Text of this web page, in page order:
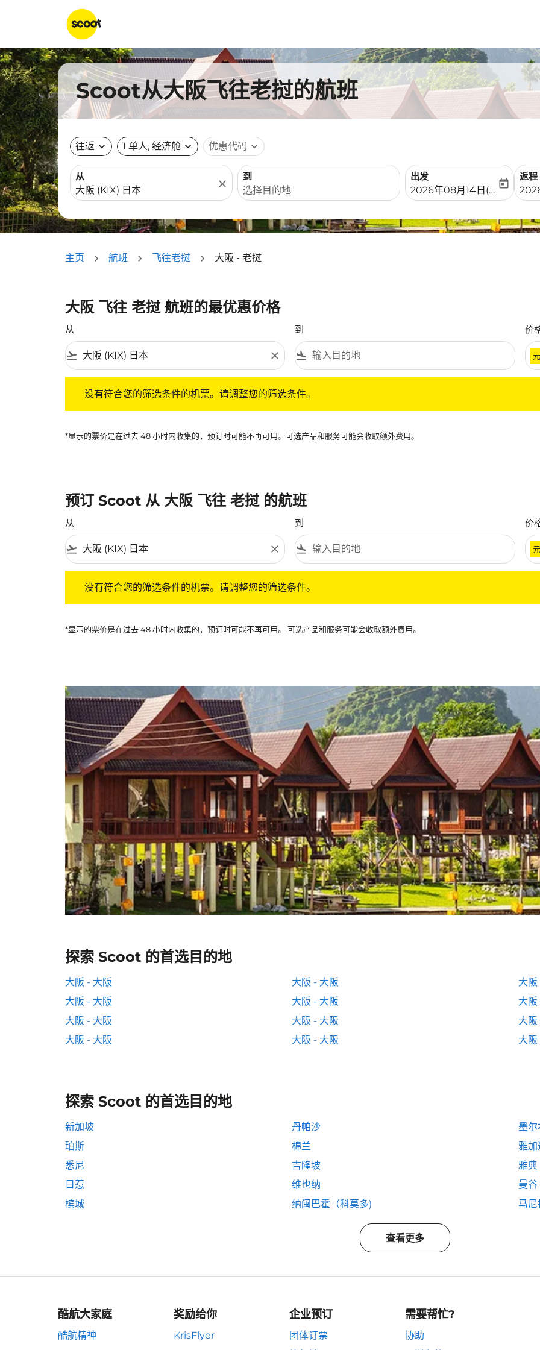
Scoot从大阪飞往老挝的航班
往返 expand_more 1 单人, 经济舱 expand_more 优惠代码 expand_more
从
close
到
出发
fc-booking-departure-
2026年08月14日(周五)
today
返程
fc-
主页 航班 飞往老挝 大阪 - 老挝
大阪 飞往 老挝 航班的最优惠价格
从
flight_takeoff close
到
flight_land
价
元
没有符合您的筛选条件的机票。请调整您的筛选条件。
*显示的票价是在过去 48 小时内收集的，预订时可能不再可用。可选产品和服务可能会收取额外费用。
预订 Scoot 从 大阪 飞往 老挝 的航班
从
flight_takeoff close
到
flight_land
价
元
没有符合您的筛选条件的机票。请调整您的筛选条件。
*显示的票价是在过去 48 小时内收集的，预订时可能不再可用。 可选产品和服务可能会收取额外费用。
探索 Scoot 的首选目的地
大阪 - 大阪 大阪 - 大阪
大
大阪 - 大阪
大阪 - 大阪
大
大阪 - 大阪
大阪 - 大阪
大
大阪 - 大阪
大阪 - 大阪 大
探索 Scoot 的首选目的地
新加坡 丹帕沙
墨尔
珀斯
棉兰
雅加
悉尼
吉隆坡
雅典
日惹
维也纳
曼谷
槟城
纳闽巴霍（科莫多) 马尼
查看更多
酷航大家庭
酷航精神
奖励给你
KrisFlyer
企业预订
团体订票
需要帮忙?
协助